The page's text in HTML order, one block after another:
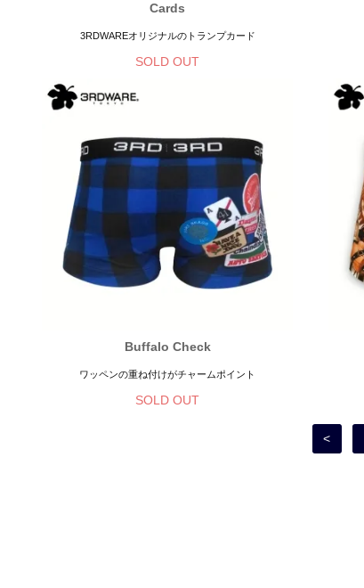
Cards
3RDWAREオリジナルのトランプカード
SOLD OUT
Buffalo Check
ワッペンの重ね付けがチャームポイント
SOLD OUT
<